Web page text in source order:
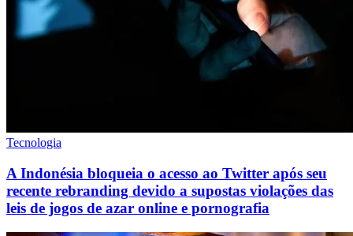
Tecnologia
A Indonésia bloqueia o acesso ao Twitter após seu
recente rebranding devido a supostas violações das
leis de jogos de azar online e pornografia